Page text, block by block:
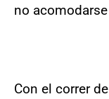
no
Con el correr